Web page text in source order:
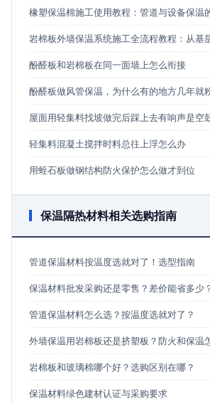
橡塑保温棉施工使用教程：管道与设备保温
岩棉板外墙保温系统施工全流程教程：从基
酚醛板和岩棉板在同一面墙上怎么衔接
酚醛板做风管保温，为什么有的地方几年就
屋面用轻集料找坡做完后踩上去有响声是空
轻集料混凝土搅拌时料总往上浮怎么办
用蛭石板做钢结构防火保护怎么做才到位
保温隔热材料相关选购指南
管道保温材料按温度选就对了！选型指南
保温材料批发采购还是零售？差价能省多少
管道保温材料怎么选？按温度选就对了？
外墙保温用岩棉板还是挤塑板？防火和保温
岩棉板和玻璃棉哪个好？选购区别在哪？
保温材料绿色建材认证与采购要求